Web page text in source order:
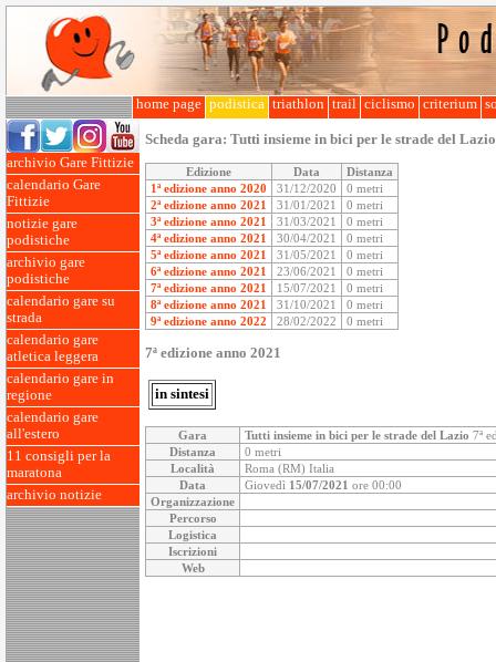
home page podistica triathlon trail ciclismo criterium
archivio Gare Fittizie
calendario Gare
Fittizie
notizie gare
podistiche
archivio gare
podistiche
calendario gare su
strada
calendario gare
atletica leggera
calendario gare in
regione
calendario gare
all'estero
11 consigli per la
maratona
archivio notizie
Scheda gara: Tutti insieme in bici per le strade del Lazio
Edizione Data
Distanza
1ª edizione anno 2020
31/12/2020
0 metri
2ª edizione anno 2021
31/01/2021
0 metri
3ª edizione anno 2021
31/03/2021
0 metri
4ª edizione anno 2021
30/04/2021
0 metri
5ª edizione anno 2021
31/05/2021
0 metri
6ª edizione anno 2021
23/06/2021
0 metri
7ª edizione anno 2021
15/07/2021
0 metri
8ª edizione anno 2021
31/10/2021
0 metri
9ª edizione anno 2022
28/02/2022 0 metri
7ª edizione anno 2021
in sintesi
Gara Tutti insieme in bici per le strade del Lazio 7ª
Distanza
0 metri
Località
Roma (RM) Italia
Data
Giovedì 15/07/2021 ore 00:00
Organizzazione
Percorso
Logistica
Iscrizioni
Web